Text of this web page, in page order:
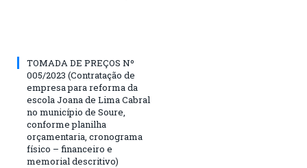
TOMADA DE PREÇOS Nº
005/2023 (Contratação de
empresa para reforma da
escola Joana de Lima Cabral
no município de Soure,
conforme planilha
orçamentaria, cronograma
físico – financeiro e
memorial descritivo)